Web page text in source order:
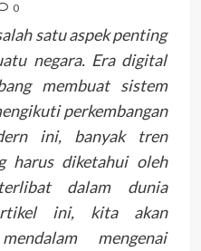
0
satu aspek penting
negara. Era digital
membuat sistem
perkembangan
ini, banyak tren
harus diketahui oleh
dalam dunia
ini, kita akan
mengenai